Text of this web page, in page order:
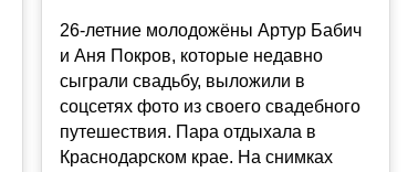
26-летние молодожёны Артур Бабич
и Аня Покров, которые недавно
сыграли свадьбу, выложили в
соцсетях фото из своего свадебного
путешествия. Пара отдыхала в
Краснодарском крае. На снимках